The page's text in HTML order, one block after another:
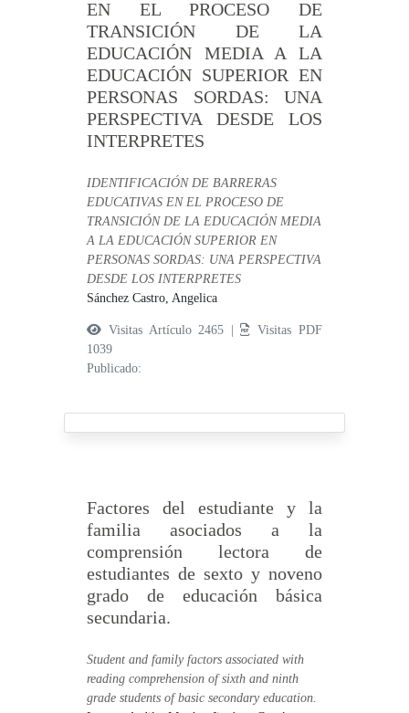
EN EL PROCESO DE
TRANSICIÓN DE LA
EDUCACIÓN MEDIA A LA
EDUCACIÓN SUPERIOR EN
PERSONAS SORDAS: UNA
PERSPECTIVA DESDE LOS
INTERPRETES
IDENTIFICACIÓN DE BARRERAS
EDUCATIVAS EN EL PROCESO DE
TRANSICIÓN DE LA EDUCACIÓN MEDIA
A LA EDUCACIÓN SUPERIOR EN
PERSONAS SORDAS: UNA PERSPECTIVA
DESDE LOS INTERPRETES
Sánchez Castro, Angelica
Visitas Artículo 2465 |
Visitas PDF
1039
Publicado:
Factores del estudiante y la
familia asociados a la
comprensión lectora de
estudiantes de sexto y noveno
grado de educación básica
secundaria.
Student and family factors associated with
reading comprehension of sixth and ninth
grade students of basic secondary education.